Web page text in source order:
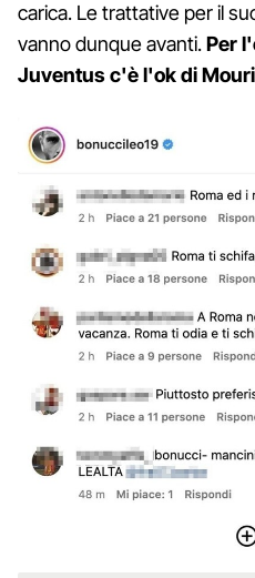
carica. Le trattative per il
vanno dunque avanti.Per
Juventus c'è l'ok di